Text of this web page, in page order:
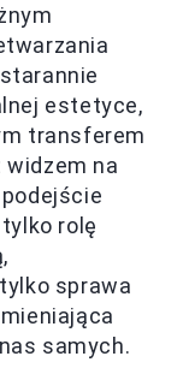
estetyce,
transferem
na
rolę
sprawa
samych.